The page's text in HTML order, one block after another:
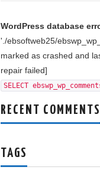
WordPress database
'./ebsoftweb25/
marked as crashed and
repair failed]
SELECT
RECENT COMMENTS
TAGS